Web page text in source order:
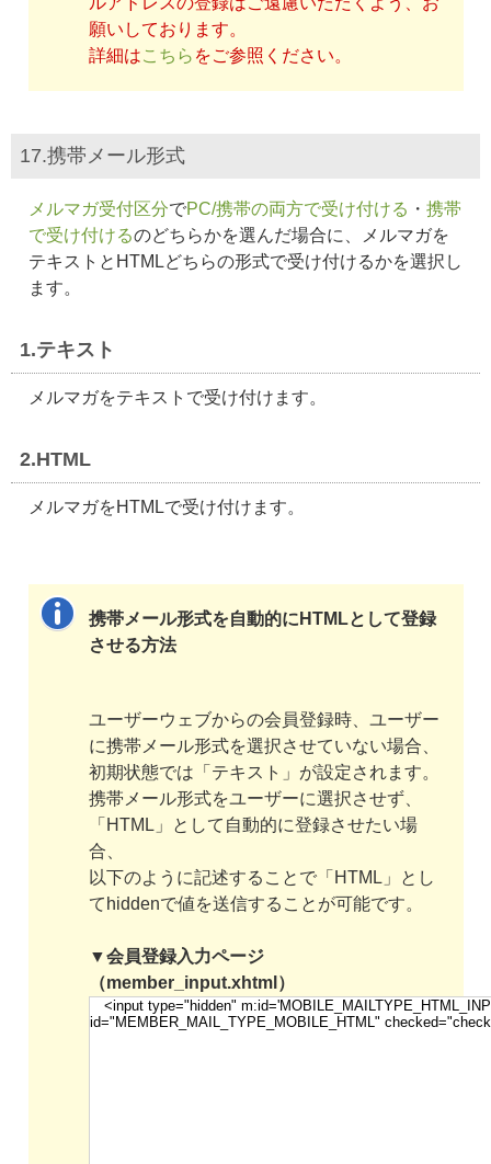
願いしております。
詳細はこちら をご参照ください。
17.携帯メール形式
メルマガ受付区分でPC/携帯の両方で受け付ける ・ 携帯
で受け付けるのどちらかを選んだ場合に、メルマガを
テキストとHTMLどちらの形式で受け付けるかを選択し
ます。
1.テキスト
メルマガをテキストで受け付けます。
2.HTML
メルマガをHTMLで受け付けます。
携帯メール形式を自動的にHTMLとして登録
させる方法
ユーザーウェブからの会員登録時、ユーザー
に携帯メール形式を選択させていない場合、
初期状態では「テキスト」が設定されます。
携帯メール形式をユーザーに選択させず、
「HTML」として自動的に登録させたい場
合、
以下のように記述することで「HTML」とし
てhiddenで値を送信することが可能です。
▼会員登録入力ページ
（member_input.xhtml）